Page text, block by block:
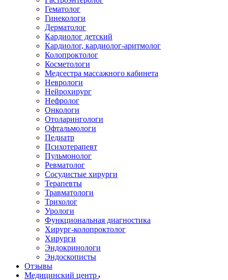
Гематолог
Гинекологи
Дерматолог
Кардиолог детский
Кардиолог, кардиолог-аритмолог
Колопроктолог
Косметологи
Медсестра массажного кабинета
Неврологи
Нейрохирург
Нефролог
Онкологи
Отоларингологи
Офтальмологи
Педиатр
Психотерапевт
Пульмонолог
Ревматолог
Сосудистые хирурги
Терапевты
Травматологи
Трихолог
Урологи
Функциональная диагностика
Хирург-колопроктолог
Хирурги
Эндокринологи
Эндоскописты
Отзывы
Медицинский центр